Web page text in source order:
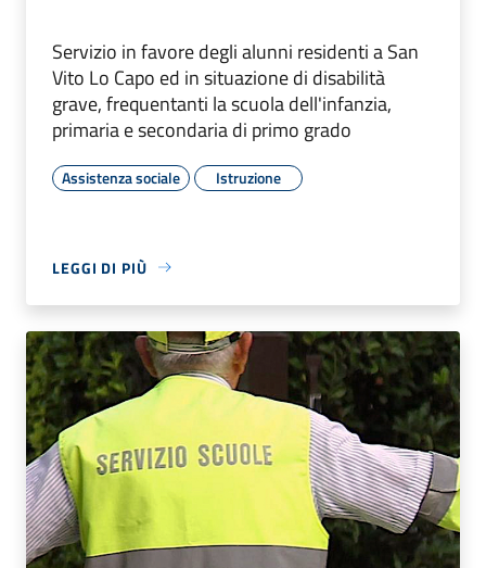
Servizio in favore degli alunni residenti a San
Vito Lo Capo ed in situazione di disabilità
grave, frequentanti la scuola dell'infanzia,
primaria e secondaria di primo grado
Assistenza sociale Istruzione
LEGGI DI PIÙ